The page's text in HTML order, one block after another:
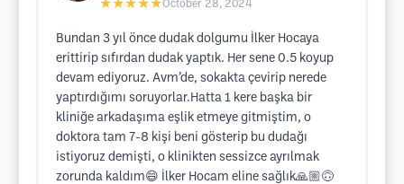
★★★★★October 28, 2024
Bundan 3 yıl önce dudak dolgumu İlker Hocaya
erittirip sıfırdan dudak yaptık. Her sene 0.5 koyup
devam ediyoruz. Avm’de, sokakta çevirip nerede
yaptırdığımı soruyorlar.Hatta 1 kere başka bir
kliniğe arkadaşıma eşlik etmeye gitmiştim, o
doktora tam 7-8 kişi beni gösterip bu dudağı
istiyoruz demişti, o klinikten sessizce ayrılmak
zorunda kaldım😄 İlker Hocam eline sağlık🙏🏼🙃